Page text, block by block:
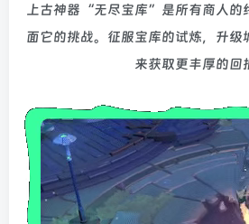
上古神器“无尽宝库”是所有商人的
面它的挑战。征服宝库的试炼，升级
来获取更丰厚的回